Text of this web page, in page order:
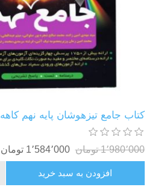
کتاب جامع تیزهوشان پایه نهم کاهه
1٬980٬000 تومان 1٬584٬000 تومان
افزودن به سبد خرید